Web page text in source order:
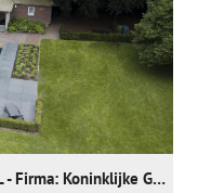
4. Platz - KATEGORIE: LIVING-POOL - Firma: Koninklijke Ginkel Group (nur nominiert)